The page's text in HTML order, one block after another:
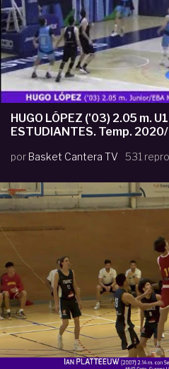
HUGO LÓPEZ ('03) 2.05 m.
ESTUDIANTES. Temp.
por Basket Cantera TV 531